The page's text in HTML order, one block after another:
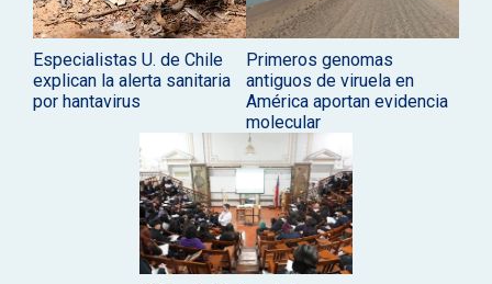
Especialistas U. de Chile
explican la alerta sanitaria
por hantavirus
Primeros genomas
antiguos de viruela en
América aportan evidencia
molecular